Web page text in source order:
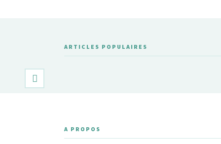
ARTICLES POPULAIRES
A PROPOS